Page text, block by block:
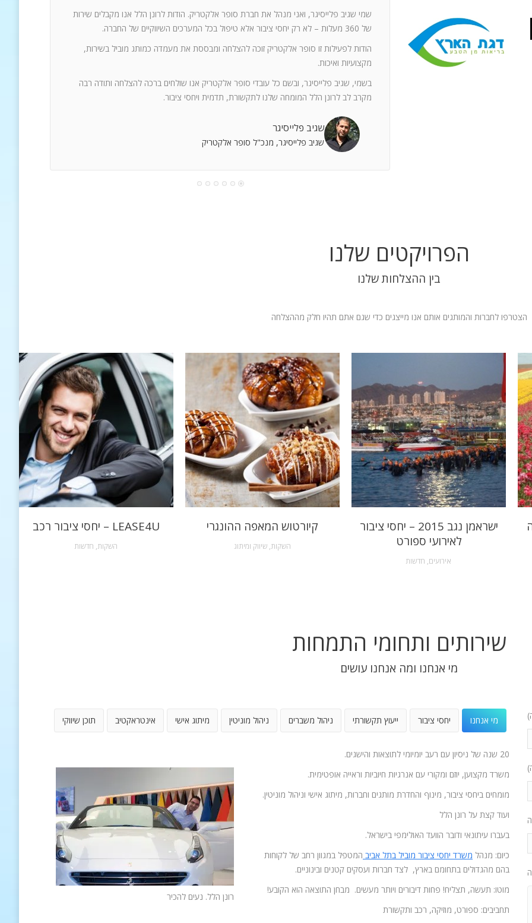
שמי שגיב פלייסיגר, ואני מנהל את חברת סופר אלקטריק. הודות לרונן הלל אנו מקבלים שירות
של 360 מעלות – לא רק יחסי ציבור אלא טיפול בכל המערכים השיווקיים של החברה.
הודות לפעילות זו סופר אלקטריק זוכה להצלחה ומבססת את מעמדה כמותג מוביל בשירות,
מקצועיות ואיכות.
בשמי, שגיב פלייסיגר, ובשם כל עובדי סופר אלקטריק אנו שולחים ברכה להצלחה ותודה רבה
מקרב לב לרונן הלל המומחה שלנו לתקשורת, תדמית ויחסי ציבור.
שגיב פלייסיגר
שגיב פלייסיגר, מנכ"ל סופר אלקטריק
חפץ ובקבועי זמן קצרים.
מימד פרסומי ומכיר את רזי הפעלתו. על אף
לצוות שלי ולי את התחושה, שרק אנו
שגורות בפיך. המאגר האנרגטי שלך בלתי
הפרויקטים שלנו
בין ההצלחות שלנו
הצטרפו לחברות והמותגים אותם אנו מייצגים כדי שגם אתם תהיו חלק מההצלחה
LEASE4U – יחסי ציבור רכב
השקות, חדשות
קיורטוש המאפה ההונגרי
השקות,שיווק ומיתוג
ישראמן נגב 2015 – יחסי ציבור
לאירועי ספורט
אירועים, חדשות
שירותים ותחומי התמחות
מי אנחנו ומה אנחנו עושים
מי אנחנו יחסי ציבור ייעוץ תקשורתי ניהול משברים ניהול מוניטין מיתוג אישי אינטראקטיב תוכן שיווקי
20 שנה של ניסיון עם רעב יומיומי לתוצאות והישגים.
רונן הלל. נעים להכיר
משרד מקצוען, יוזם ומקורי עם אנרגיות חיוביות וראייה אופטימית.
מומחים ביחסי ציבור, מינוף והחדרת מותגים וחברות, מיתוג אישי וניהול מוניטין.
ועוד קצת על רונן הלל
בעברו עיתונאי ודובר הוועד האולימפי בישראל.
כיום: מנהל משרד יחסי ציבור מוביל בתל אביב המטפל במגוון רחב של לקוחות
בהם מהגדולים בתחומם בארץ, לצד חברות ועסקים קטנים ובינוניים.
מוטו: תעשה, תצליח! פחות דיבורים ויותר מעשים. מבחן התוצאה הוא הקובע!
תחביבים: ספורט, מוזיקה, רכב ותקשורת